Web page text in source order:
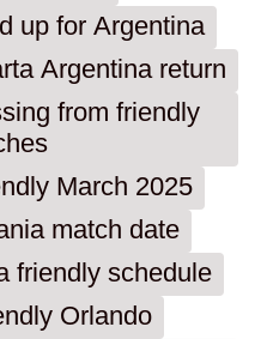
up for Argentina
Argentina return
from friendly
March 2025
match date
friendly schedule
Orlando